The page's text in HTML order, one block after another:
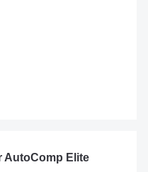
AutoComp Elite